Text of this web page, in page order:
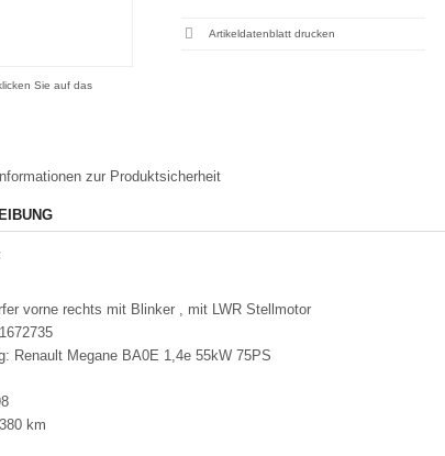
Sie auf das
Artikeldatenblatt drucken
Informationen zur Produktsicherheit
vorne rechts mit Blinker , mit LWR Stellmotor
Renault Megane BA0E 1,4e 55kW 75PS
km